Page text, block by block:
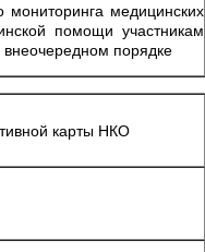
мониторинга медицинских
помощи участникам
порядке
карты НКО